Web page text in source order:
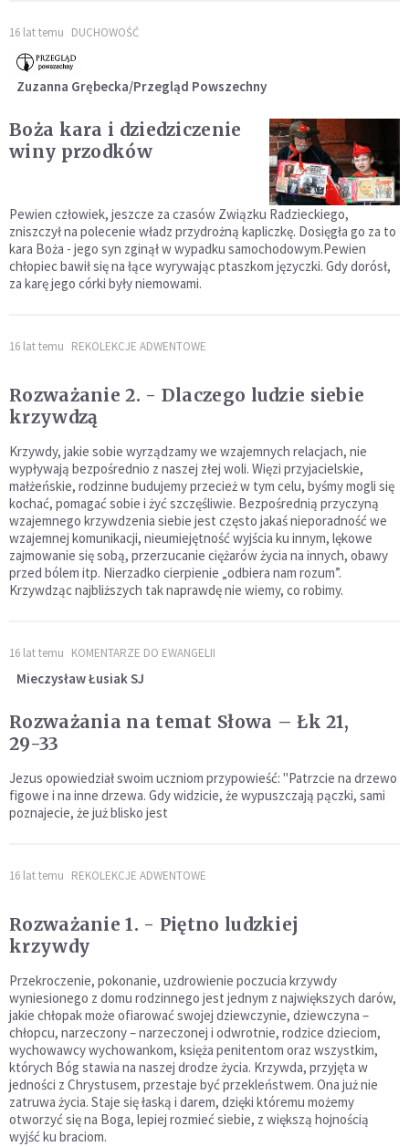
16 lat temu DUCHOWOŚĆ
Zuzanna Grębecka/Przegląd Powszechny
Boża kara i dziedziczenie
winy przodków
Pewien człowiek, jeszcze za czasów Związku Radzieckiego,
zniszczył na polecenie władz przydrożną kapliczkę. Dosięgła go za to
kara Boża - jego syn zginął w wypadku samochodowym.Pewien
chłopiec bawił się na łące wyrywając ptaszkom języczki. Gdy dorósł,
za karę jego córki były niemowami.
16 lat temu REKOLEKCJE ADWENTOWE
Rozważanie 2. - Dlaczego ludzie siebie
krzywdzą
Krzywdy, jakie sobie wyrządzamy we wzajemnych relacjach, nie
wypływają bezpośrednio z naszej złej woli. Więzi przyjacielskie,
małżeńskie, rodzinne budujemy przecież w tym celu, byśmy mogli się
kochać, pomagać sobie i żyć szczęśliwie. Bezpośrednią przyczyną
wzajemnego krzywdzenia siebie jest często jakaś nieporadność we
wzajemnej komunikacji, nieumiejętność wyjścia ku innym, lękowe
zajmowanie się sobą, przerzucanie ciężarów życia na innych, obawy
przed bólem itp. Nierzadko cierpienie „odbiera nam rozum”.
Krzywdząc najbliższych tak naprawdę nie wiemy, co robimy.
16 lat temu KOMENTARZE DO EWANGELII
Mieczysław Łusiak SJ
Rozważania na temat Słowa – Łk 21,
29-33
Jezus opowiedział swoim uczniom przypowieść: "Patrzcie na drzewo
figowe i na inne drzewa. Gdy widzicie, że wypuszczają pączki, sami
poznajecie, że już blisko jest
16 lat temu REKOLEKCJE ADWENTOWE
Rozważanie 1. - Piętno ludzkiej
krzywdy
Przekroczenie, pokonanie, uzdrowienie poczucia krzywdy
wyniesionego z domu rodzinnego jest jednym z największych darów,
jakie chłopak może ofiarować swojej dziewczynie, dziewczyna –
chłopcu, narzeczony – narzeczonej i odwrotnie, rodzice dzieciom,
wychowawcy wychowankom, księża penitentom oraz wszystkim,
których Bóg stawia na naszej drodze życia. Krzywda, przyjęta w
jedności z Chrystusem, przestaje być przekleństwem. Ona już nie
zatruwa życia. Staje się łaską i darem, dzięki któremu możemy
otworzyć się na Boga, lepiej rozmieć siebie, z większą hojnością
wyjść ku braciom.